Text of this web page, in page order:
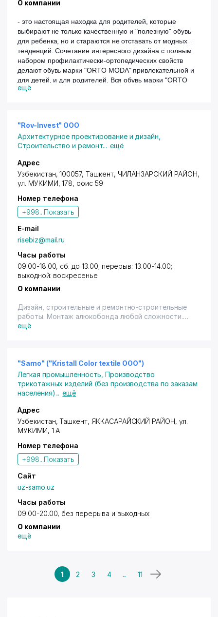
Гостей компании приятно увидит и тот факт, что
контракты с поставщиками услуг, поэтому может
предложить Вам конкурентоспособные цены на
турпродукты.
За более чем 9 лет успешной деятельности по
оказанию высококачественных лицензированных и
сертифицированных туристических услуг компания
наладила четко функционирующую,
Профессионализм сотрудников, имеющих опыт
работы во внутреннем и международном туризме
(до 10 лет!), знание особенностей предлагаемых
всех звеньев одной цепи позволяет компании
предлагать продукт туристического рынка самого
высокого класса по самым низким ценам.
О компании
- это настоящая находка для родителей, которые
выбирают не только качественную и "полезную" обувь
для ребенка, но и стараются не отставать от модных
тенденций. Сочетание интересного дизайна с полным
набором профилактически-ортопедических свойств
делают обувь марки "ORTO MODA" привлекательной и
для детей, и для родителей. Вся обувь марки "ORTO
MODA" изготавливается только из натуральных
взрослых.
Во многих ортопедических магазинах обувь
воспринимают исключительно как средство коррекции
что детям очень важен и внешний вид изделия. У нас
вы можете приобрести как готовые модели, так и
оформить заказ ортопедической обуви по
индивидуальному дизайну.
ещё
"Rov-Invest" ООО
Архитектурное проектирование и дизайн
Строительство и ремонт... ещё
Адрес
Узбекистан, 100057, Ташкент, ЧИЛАНЗАРСКИЙ РАЙОН,
ул. МУКИМИ, 178, офис 59
Номер телефона
+998...Показать
E-mail
risebiz@mail.ru
Часы работы
09.00-18.00, сб. до 13.00; перерыв: 13.00-14.00;
выходной: воскресенье
О компании
Дизайн, строительные и ремонтно-строительные
работы. Монтаж алюкобонда любой сложности.
Отделочные работы (керамо- и металлогранит,
ещё
"Samo" ("Kristall Color textile ООО")
Легкая промышленность Производство
трикотажных изделий (без производства по заказам
населения)... ещё
Адрес
Узбекистан,Ташкент, ЯККАСАРАЙСКИЙ РАЙОН, ул.
МУКИМИ, 1 А
Номер телефона
+998...Показать
Сайт
uz-samo.uz
Часы работы
09.00-20.00, без перерыва и выходных
О компании
ещё
1 2 3 4 ... 11